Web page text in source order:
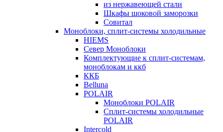
из нержавеющей стали
Шкафы шоковой заморозки
Совитал
Моноблоки, сплит-системы холодильные
HIEMS
Север Моноблоки
Комплектующие к сплит-системам,
моноблокам и ккб
ККБ
Belluna
POLAIR
Моноблоки POLAIR
Сплит-системы холодильные
POLAIR
Intercold